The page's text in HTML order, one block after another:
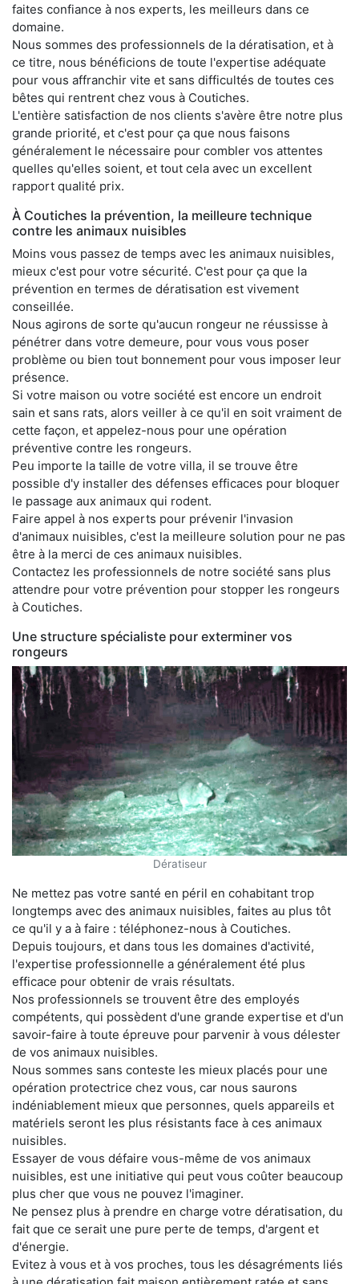
faites confiance à nos experts, les meilleurs dans ce
domaine.
Nous sommes des professionnels de la dératisation, et à
ce titre, nous bénéficions de toute l'expertise adéquate
pour vous affranchir vite et sans difficultés de toutes ces
bêtes qui rentrent chez vous à Coutiches.
L'entière satisfaction de nos clients s'avère être notre plus
grande priorité, et c'est pour ça que nous faisons
généralement le nécessaire pour combler vos attentes
quelles qu'elles soient, et tout cela avec un excellent
rapport qualité prix.
À Coutiches la prévention, la meilleure technique
contre les animaux nuisibles
Moins vous passez de temps avec les animaux nuisibles,
mieux c'est pour votre sécurité. C'est pour ça que la
prévention en termes de dératisation est vivement
conseillée.
Nous agirons de sorte qu'aucun rongeur ne réussisse à
pénétrer dans votre demeure, pour vous vous poser
problème ou bien tout bonnement pour vous imposer leur
présence.
Si votre maison ou votre société est encore un endroit
sain et sans rats, alors veiller à ce qu'il en soit vraiment de
cette façon, et appelez-nous pour une opération
préventive contre les rongeurs.
Peu importe la taille de votre villa, il se trouve être
possible d'y installer des défenses efficaces pour bloquer
le passage aux animaux qui rodent.
Faire appel à nos experts pour prévenir l'invasion
d'animaux nuisibles, c'est la meilleure solution pour ne pas
être à la merci de ces animaux nuisibles.
Contactez les professionnels de notre société sans plus
attendre pour votre prévention pour stopper les rongeurs
à Coutiches.
Une structure spécialiste pour exterminer vos
rongeurs
Dératiseur
Ne mettez pas votre santé en péril en cohabitant trop
longtemps avec des animaux nuisibles, faites au plus tôt
ce qu'il y a à faire : téléphonez-nous à Coutiches.
Depuis toujours, et dans tous les domaines d'activité,
l'expertise professionnelle a généralement été plus
efficace pour obtenir de vrais résultats.
Nos professionnels se trouvent être des employés
compétents, qui possèdent d'une grande expertise et d'un
savoir-faire à toute épreuve pour parvenir à vous délester
de vos animaux nuisibles.
Nous sommes sans conteste les mieux placés pour une
opération protectrice chez vous, car nous saurons
indéniablement mieux que personnes, quels appareils et
matériels seront les plus résistants face à ces animaux
nuisibles.
Essayer de vous défaire vous-même de vos animaux
nuisibles, est une initiative qui peut vous coûter beaucoup
plus cher que vous ne pouvez l'imaginer.
Ne pensez plus à prendre en charge votre dératisation, du
fait que ce serait une pure perte de temps, d'argent et
d'énergie.
Evitez à vous et à vos proches, tous les désagréments liés